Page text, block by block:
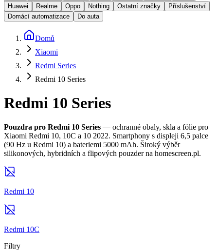
Huawei
Realme Oppo Nothing Ostatní značky
Příslušenství
Domácí automatizace
Do auta
Domů
Xiaomi
Redmi Series
Redmi 10 Series
Redmi 10 Series
Pouzdra pro Redmi 10 Series — ochranné obaly, skla a fólie pro
Xiaomi Redmi 10, 10C a 10 2022. Smartphony s displeji 6,5 palce
(90 Hz u Redmi 10) a bateriemi 5000 mAh. Široký výběr
silikonových, hybridních a flipových pouzder na homescreen.pl.
Redmi 10
Redmi 10C
Filtry